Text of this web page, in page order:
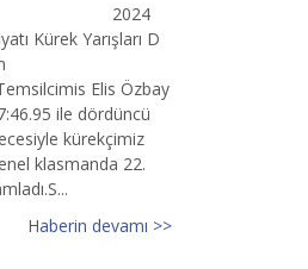
2024
Kürek Yarışları D
Elis Özbay
ile dördüncü
kürekçimiz
klasmanda 22.
Haberin devamı >>